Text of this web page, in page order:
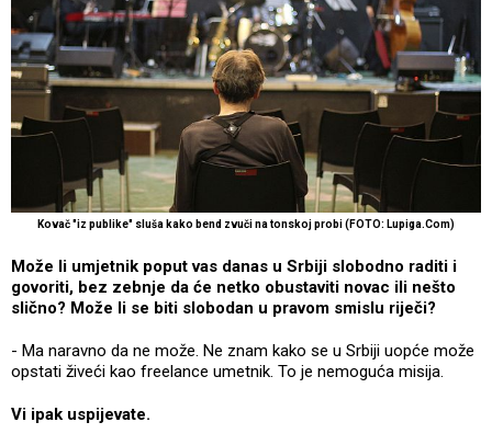
Kovač "iz publike" sluša kako bend zvuči na tonskoj probi (FOTO: Lupiga.Com)
Može li umjetnik poput vas danas u Srbiji slobodno raditi i
govoriti, bez zebnje da će netko obustaviti novac ili nešto
slično? Može li se biti slobodan u pravom smislu riječi?
- Ma naravno da ne može. Ne znam kako se u Srbiji uopće može
opstati živeći kao freelance umetnik. To je nemoguća misija.
Vi ipak uspijevate.